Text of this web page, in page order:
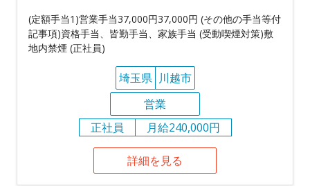
(定額手当1)営業手当37,000円37,000円 (その他の手当等付
記事項)資格手当、皆勤手当、家族手当 (受動喫煙対策)敷
地内禁煙 (正社員)
埼玉県 川越市
営業
正社員
月給240,000円
詳細を見る